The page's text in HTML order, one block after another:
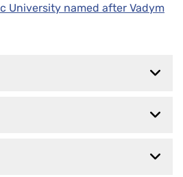
University named after Vadym